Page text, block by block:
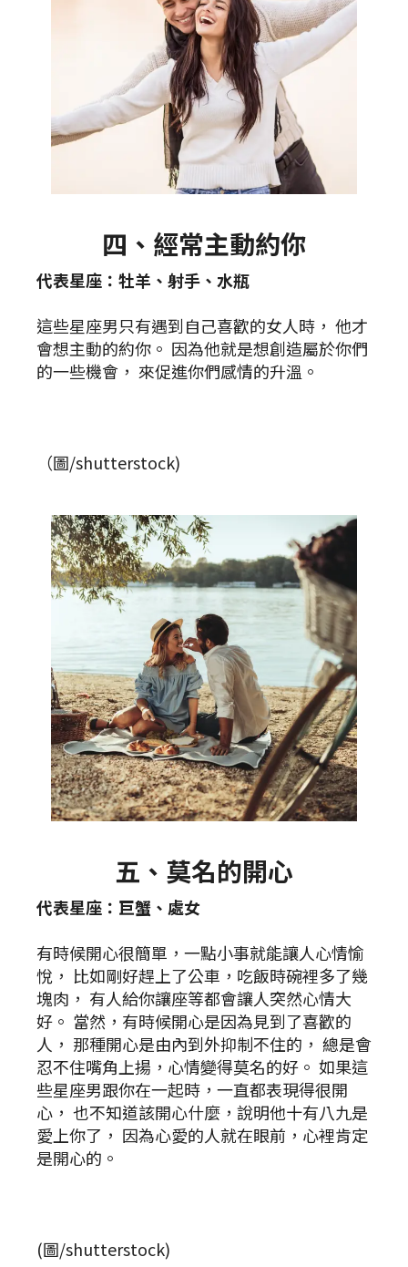
四、經常主動約你
代表星座：牡羊、射手、水瓶
這些星座男只有遇到自己喜歡的女人時， 他才
會想主動的約你。 因為他就是想創造屬於你們
的一些機會， 來促進你們感情的升溫。
（圖/shutterstock)
五、莫名的開心
代表星座：巨蟹、處女
有時候開心很簡單，一點小事就能讓人心情愉
悅， 比如剛好趕上了公車，吃飯時碗裡多了幾
塊肉， 有人給你讓座等都會讓人突然心情大
好。 當然，有時候開心是因為見到了喜歡的
人， 那種開心是由內到外抑制不住的， 總是會
忍不住嘴角上揚，心情變得莫名的好。 如果這
些星座男跟你在一起時，一直都表現得很開
心， 也不知道該開心什麼，說明他十有八九是
愛上你了， 因為心愛的人就在眼前，心裡肯定
是開心的。
(圖/shutterstock)